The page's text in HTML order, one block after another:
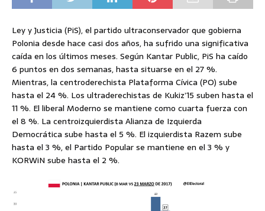
Ley y Justicia (PiS), el partido ultraconservador que gobierna
Polonia desde hace casi dos años, ha sufrido una significativa
caída en los últimos meses. Según Kantar Public, PiS ha caído
6 puntos en dos semanas, hasta situarse en el 27 %.
Mientras, la centroderechista Plataforma Cívica (PO) sube
hasta el 24 %. Los ultraderechistas de Kukiz’15 suben hasta el
11 %. El liberal Moderno se mantiene como cuarta fuerza con
el 8 %. La centroizquierdista Alianza de Izquierda
Democrática sube hasta el 5 %. El izquierdista Razem sube
hasta el 3 %, el Partido Popular se mantiene en el 3 % y
KORWiN sube hasta el 2 %.